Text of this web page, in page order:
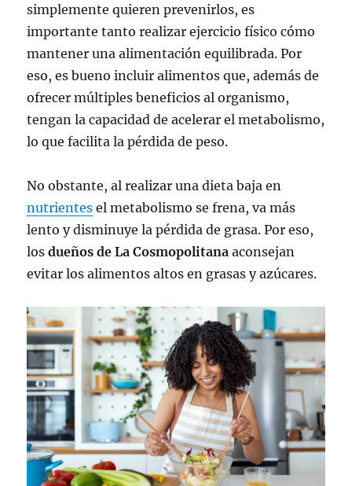
simplemente quieren prevenirlos, es
importante tanto realizar ejercicio físico cómo
mantener una alimentación equilibrada. Por
eso, es bueno incluir alimentos que, además de
ofrecer múltiples beneficios al organismo,
tengan la capacidad de acelerar el metabolismo,
lo que facilita la pérdida de peso.
No obstante, al realizar una dieta baja en
nutrientes el metabolismo se frena, va más
lento y disminuye la pérdida de grasa. Por eso,
losdueños de La Cosmopolitana aconsejan
evitar los alimentos altos en grasas y azúcares.